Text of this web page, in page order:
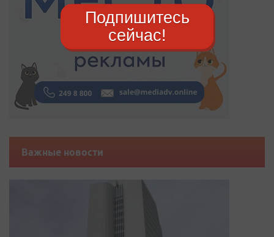
Важные новости
Подпишитесь
сейчас!